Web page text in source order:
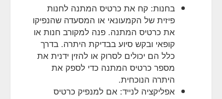
online Geschenk-Gutscheine für über 1500 Restaurants
https://www.yovite.com/
Hilfe & Fragen zur Gutschein-Bestellung
... des bewährten
Online-Bankings mit PIN- / TAN-Eingabe); Kreditkarte (
MasterCard, Visa, American Express);
Banküberweisung (Vorkasse); PayPal; Guthaben.
https://www.yovite.com/de/hilfe/hilfe-bestellung.html?
antw=1_3_1
בחנות: קח את כרטיס המתנה לחנות
פיזית של הקמעונאי או המסעדה שהנפיקו
את כרטיס המתנה. פנה למקורב חנות או
קופאי ובקש סיוע בבדיקת היתרה. בדרך
כלל הם יכולים לסרוק או להזין ידנית את
מספר כרטיס המתנה כדי לספק את
היתרה הנוכחית.
אפליקציה לנייד: אם למנפיק כרטיס